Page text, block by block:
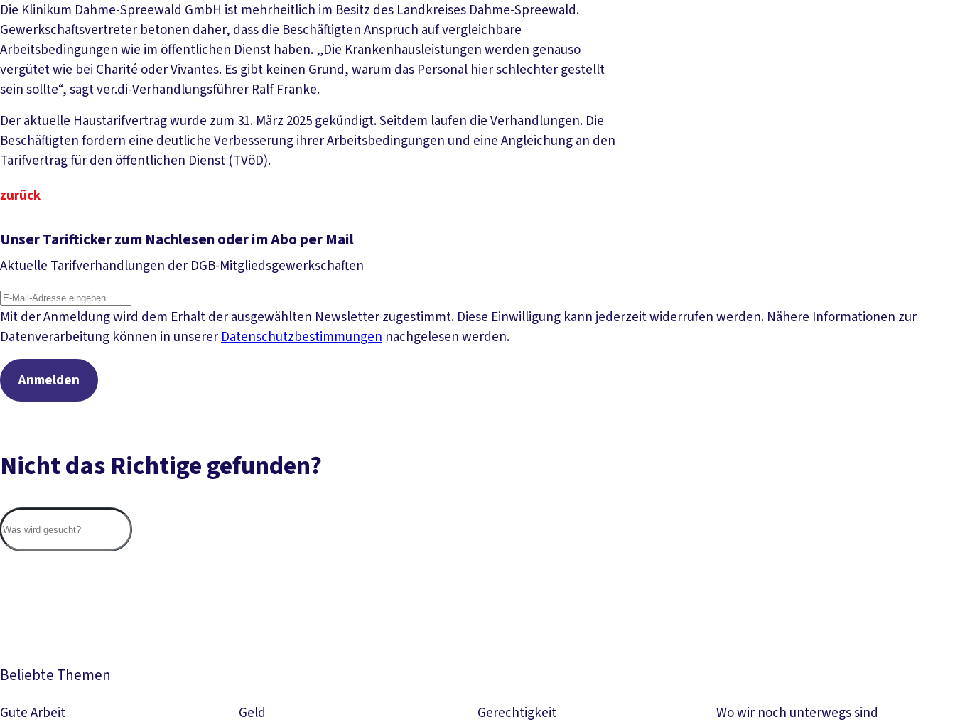
Die Klinikum Dahme-Spreewald GmbH ist mehrheitlich im Besitz des Landkreises Dahme-Spreewald.
Gewerkschaftsvertreter betonen daher, dass die Beschäftigten Anspruch auf vergleichbare
Arbeitsbedingungen wie im öffentlichen Dienst haben. „Die Krankenhausleistungen werden genauso
vergütet wie bei Charité oder Vivantes. Es gibt keinen Grund, warum das Personal hier schlechter gestellt
sein sollte“, sagt ver.di-Verhandlungsführer Ralf Franke.
Der aktuelle Haustarifvertrag wurde zum 31. März 2025 gekündigt. Seitdem laufen die Verhandlungen. Die
Beschäftigten fordern eine deutliche Verbesserung ihrer Arbeitsbedingungen und eine Angleichung an den
Tarifvertrag für den öffentlichen Dienst (TVöD).
zurück
Unser Tarifticker zum Nachlesen oder im Abo per Mail
Aktuelle Tarifverhandlungen der DGB-Mitgliedsgewerkschaften
Mit der Anmeldung wird dem Erhalt der ausgewählten Newsletter zugestimmt. Diese Einwilligung kann jederzeit widerrufen werden. Nähere Informationen zur
Datenverarbeitung können in unsererDatenschutzbestimmungen nachgelesen werden.
Anmelden
Nicht das Richtige gefunden?
Beliebte Themen
Gute Arbeit Geld Gerechtigkeit Wo wir noch unterwegs sind